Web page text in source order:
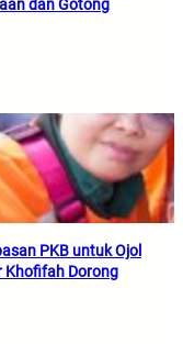
dan Gotong
PKB untuk Ojol
Khofifah Dorong